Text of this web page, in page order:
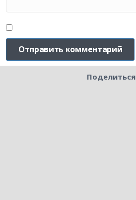
Поделиться